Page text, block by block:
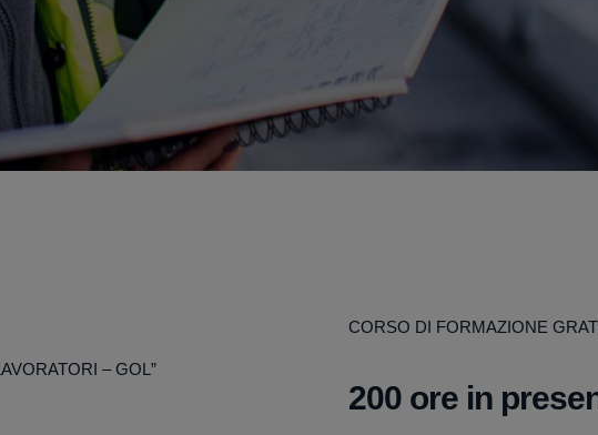
– GOL”
CORSO DI FORMAZIONE
200 ore in